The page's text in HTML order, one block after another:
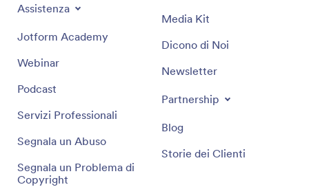
Assistenza
Jotform Academy
Webinar
Podcast
Servizi Professionali
Segnala un Abuso
Segnala un Problema di
Copyright
Media Kit
Dicono di Noi
Newsletter
Partnership
Blog
Storie dei Clienti